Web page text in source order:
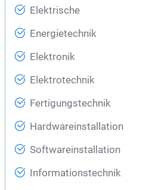
Elektrische
Energietechnik
Elektronik
Elektrotechnik
Fertigungstechnik
Hardwareinstallation
Softwareinstallation
Informationstechnik